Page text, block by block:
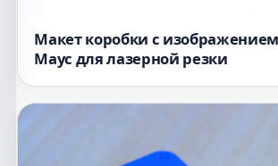
Макет коробки с
Маус для лазерной резки